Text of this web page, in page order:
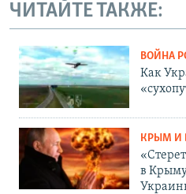
ЧИТАЙТЕ ТАКЖЕ:
ВОЙНА
Как
КРЫМ И
в